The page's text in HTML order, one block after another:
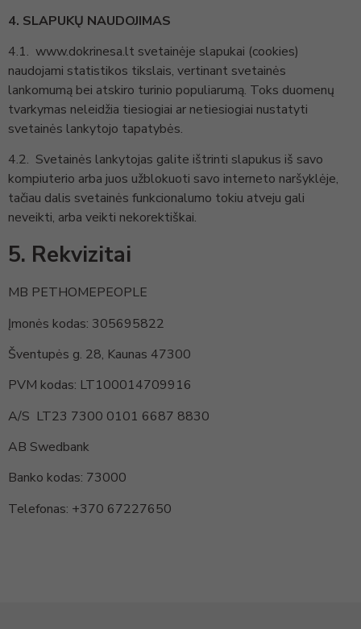
4. SLAPUKŲ NAUDOJIMAS
4.1. www.dokrinesa.lt svetainėje slapukai (cookies)
naudojami statistikos tikslais, vertinant svetainės
lankomumą bei atskiro turinio populiarumą. Toks duomenų
tvarkymas neleidžia tiesiogiai ar netiesiogiai nustatyti
svetainės lankytojo tapatybės.
4.2. Svetainės lankytojas galite ištrinti slapukus iš savo
kompiuterio arba juos užblokuoti savo interneto naršyklėje,
tačiau dalis svetainės funkcionalumo tokiu atveju gali
neveikti, arba veikti nekorektiškai.
5. Rekvizitai
MB PETHOMEPEOPLE
Įmonės kodas: 305695822
Šventupės g. 28, Kaunas 47300
PVM kodas: LT100014709916
A/S LT23 7300 0101 6687 8830
AB Swedbank
Banko kodas: 73000
Telefonas: +370 67227650